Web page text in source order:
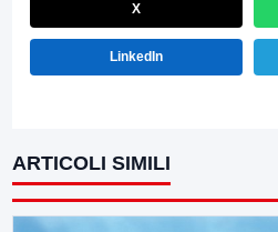
X
LinkedIn
ARTICOLI SIMILI